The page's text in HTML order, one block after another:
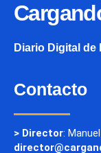
Diario Digital
Contacto
> Director: